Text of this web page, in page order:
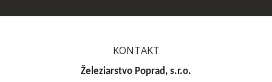
KONTAKT
Železiarstvo Poprad, s.r.o.